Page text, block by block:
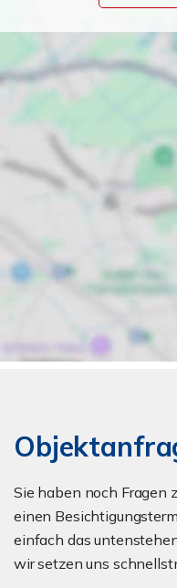
Sie haben noch Fragen
einen
einfach das
wir setzen uns